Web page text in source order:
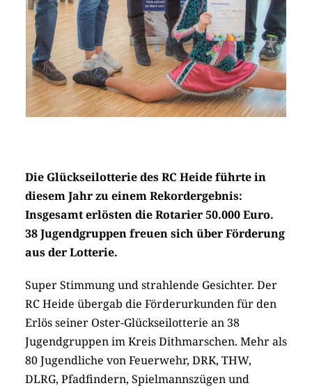
Die Glückseilotterie des RC Heide führte in
diesem Jahr zu einem Rekordergebnis:
Insgesamt erlösten die Rotarier 50.000 Euro.
38 Jugendgruppen freuen sich über Förderung
aus der Lotterie.
Super Stimmung und strahlende Gesichter. Der
RC Heide übergab die Förderurkunden für den
Erlös seiner Oster-Glückseilotterie an 38
Jugendgruppen im Kreis Dithmarschen. Mehr als
80 Jugendliche von Feuerwehr, DRK, THW,
DLRG, Pfadfindern, Spielmannszügen und